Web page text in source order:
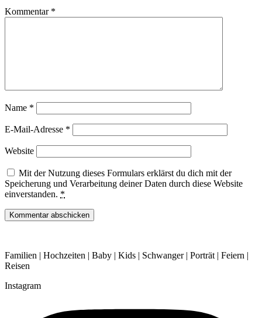
Kommentar *
Name *
E-Mail-Adresse *
Website
Mit der Nutzung dieses Formulars erklärst du dich mit der
Speicherung und Verarbeitung deiner Daten durch diese Website
einverstanden. *
Familien | Hochzeiten | Baby | Kids | Schwanger | Porträt | Feiern |
Reisen
Instagram